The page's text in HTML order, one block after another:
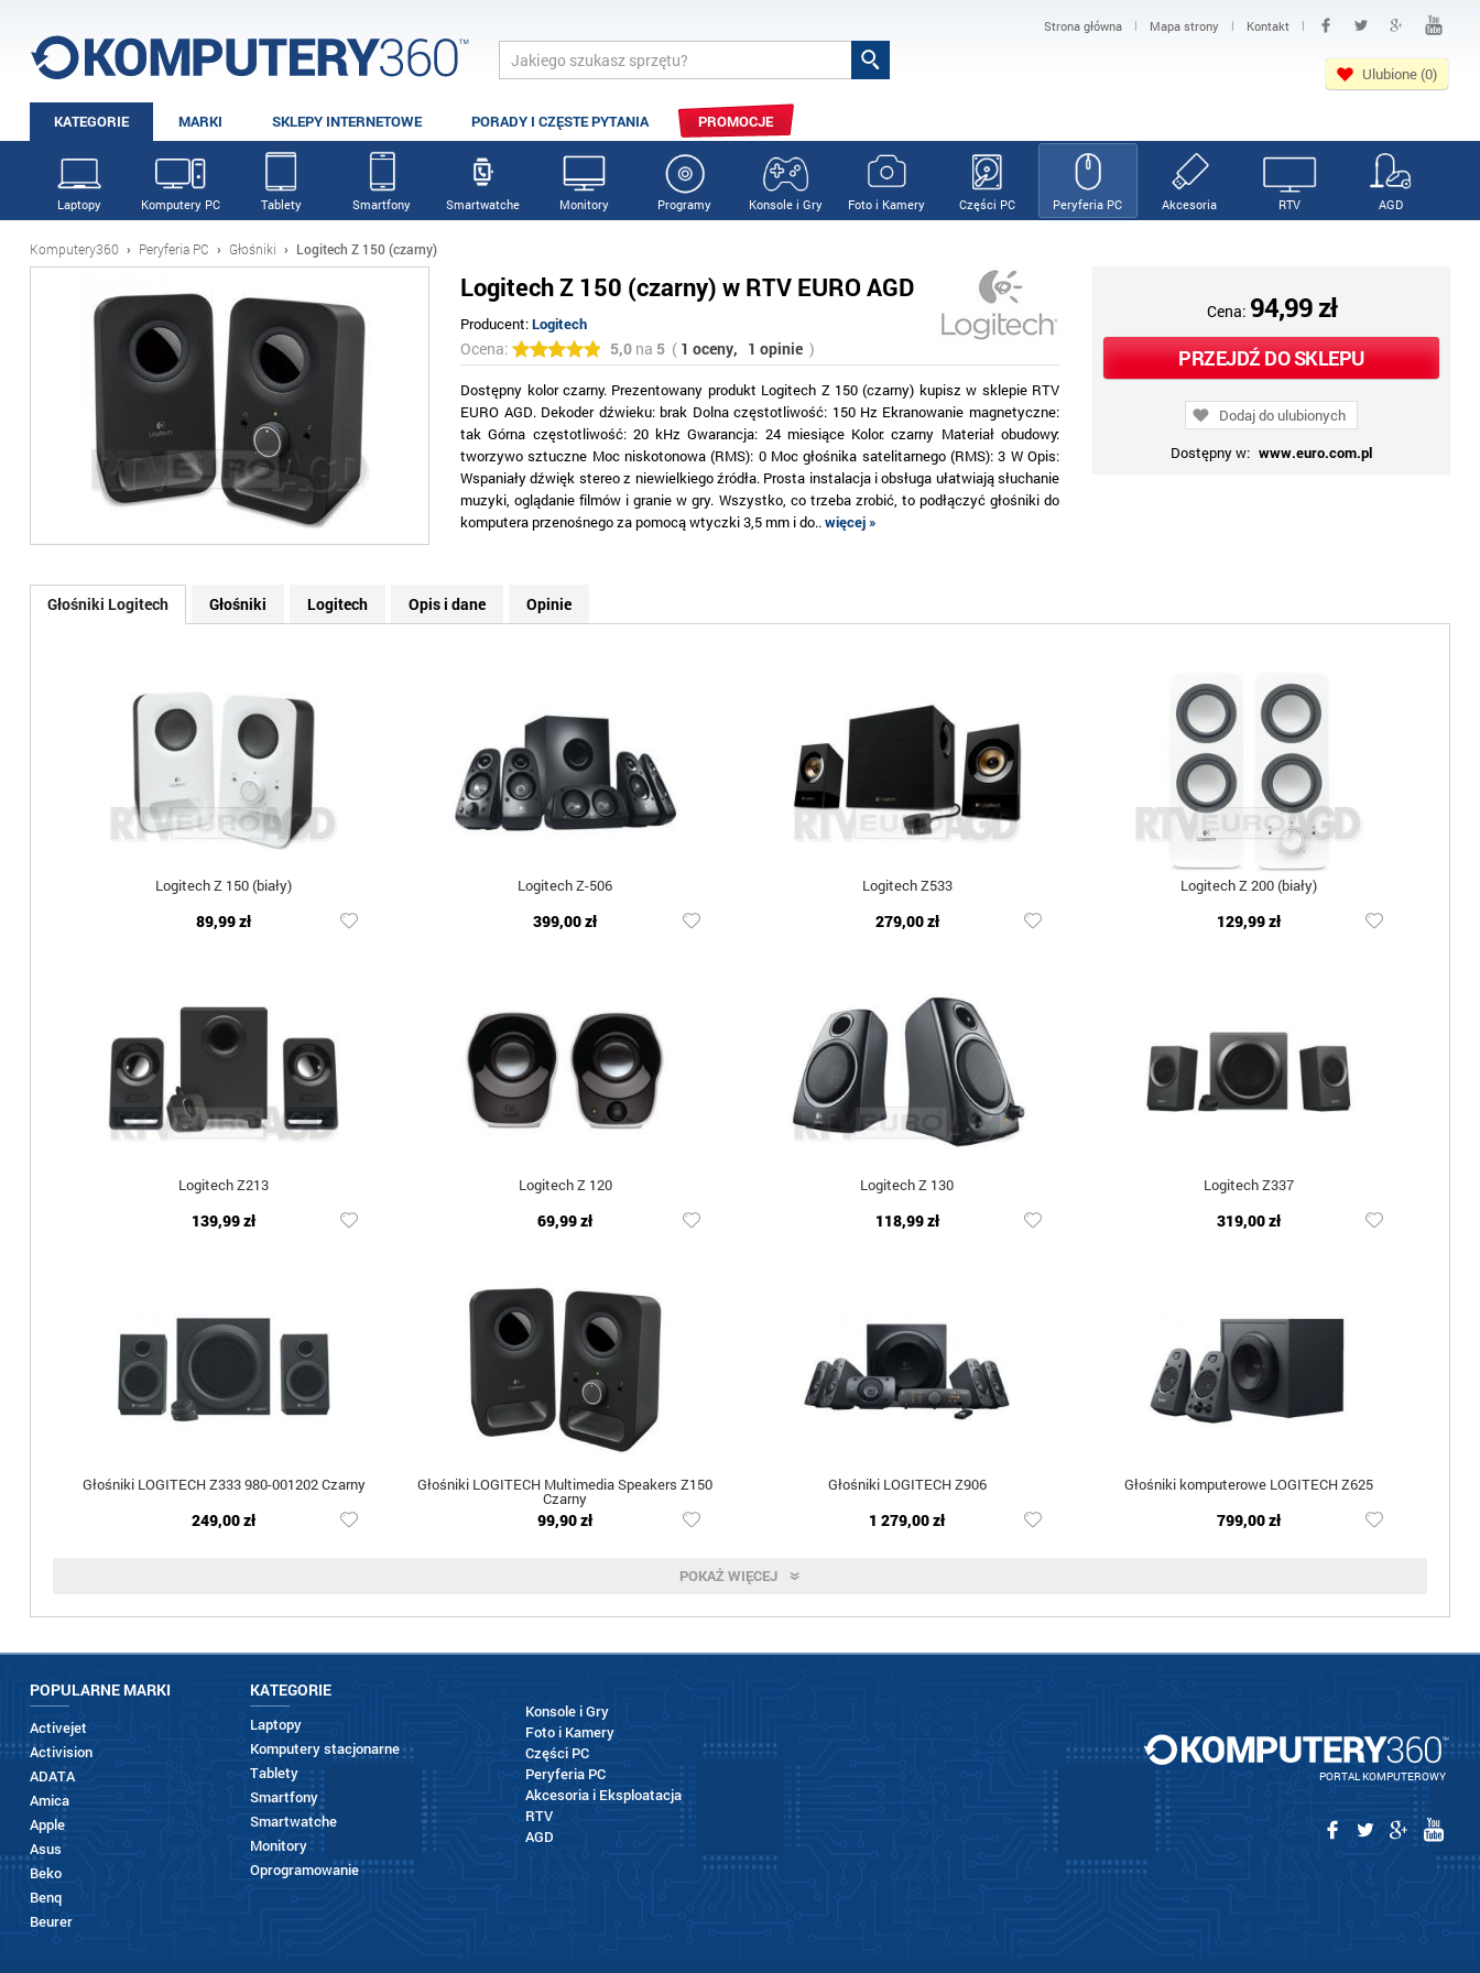
Strona główna | Mapa strony | Kontakt |
Ulubione (0)
KATEGORIE MARKI SKLEPY INTERNETOWE PORADY I CZĘSTE PYTANIA PROMOCJE
Laptopy Komputery PC Tablety Smartfony Smartwatche Monitory Programy Konsole i Gry Foto i Kamery Części PC Peryferia PC Akcesoria RTV AGD
Komputery360 › Peryferia PC › Głośniki › Logitech Z 150 (czarny)
Logitech Z 150 (czarny) w RTV EURO AGD
Producent:Logitech
Ocena: 5,0 na 5 ( 1 oceny, 1 opinie )
Dostępny kolor czarny. Prezentowany produkt Logitech Z 150 (czarny) kupisz w sklepie RTV
EURO AGD. Dekoder dźwieku: brak Dolna częstotliwość: 150 Hz Ekranowanie magnetyczne:
tak Górna częstotliwość: 20 kHz Gwarancja: 24 miesiące Kolor: czarny Materiał obudowy:
tworzywo sztuczne Moc niskotonowa (RMS): 0 Moc głośnika satelitarnego (RMS): 3 W Opis:
Wspaniały dźwięk stereo z niewielkiego źródła. Prosta instalacja i obsługa ułatwiają słuchanie
muzyki, oglądanie filmów i granie w gry. Wszystko, co trzeba zrobić, to podłączyć głośniki do
komputera przenośnego za pomocą wtyczki 3,5 mm i do..więcej »
Cena: 94,99 zł
PRZEJDŹ DO SKLEPU
Dodaj do ulubionych
Dostępny w: www.euro.com.pl
Głośniki Logitech Głośniki Logitech Opis i dane Opinie
Logitech Z 150 (biały)
89,99 zł
Logitech Z-506
399,00 zł
Logitech Z533
279,00 zł
Logitech Z 200 (biały)
129,99 zł
Logitech Z213
139,99 zł
Logitech Z 120
69,99 zł
Logitech Z 130
118,99 zł
Logitech Z337
319,00 zł
Głośniki LOGITECH Z333 980-001202 Czarny
249,00 zł
Głośniki LOGITECH Multimedia Speakers Z150
Czarny
99,90 zł
Głośniki LOGITECH Z906
1 279,00 zł
Głośniki komputerowe LOGITECH Z625
799,00 zł
POKAŻ WIĘCEJ
POPULARNE MARKI
Activejet
Activision
ADATA
Amica
Apple
Asus
Beko
Benq
Beurer
KATEGORIE
Laptopy
Komputery stacjonarne
Tablety
Smartfony
Smartwatche
Monitory
Oprogramowanie
Konsole i Gry
Foto i Kamery
Części PC
Peryferia PC
Akcesoria i Eksploatacja
RTV
AGD
PORTAL KOMPUTEROWY